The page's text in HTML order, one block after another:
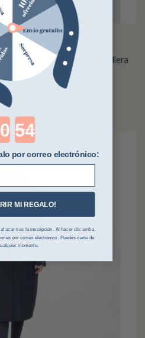
LEMIEUX
Chaqueta impermeable
LeMieux de media cremallera
Perri para mujer
93,06 €
Countdown ends in:
por correo electrónico:
MI REGALO!
azar tras la inscripción. Al hacer clic arriba,
por correo electrónico. Puedes darte de
momento.